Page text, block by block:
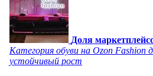
Доля
Категория обуви на Ozon Fashion
устойчивый рост